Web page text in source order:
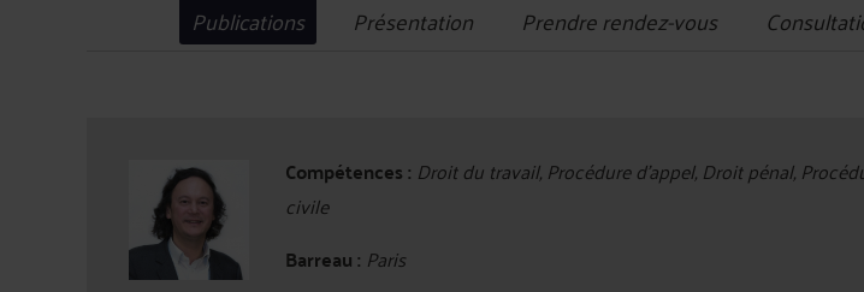
Publications Présentation Prendre rendez-vous
Compétences : Droit du travail, Procédure d'appel, Droit pénal,
civile
Barreau : Paris